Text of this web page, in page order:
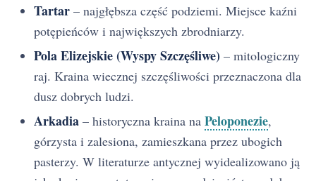
Tartar – najgłębsza część podziemi. Miejsce kaźni
potępieńców i największych zbrodniarzy.
Pola Elizejskie (Wyspy Szczęśliwe) – mitologiczny
raj. Kraina wiecznej szczęśliwości przeznaczona dla
dusz dobrych ludzi.
Arkadia – historyczna kraina na Peloponezie,
górzysta i zalesiona, zamieszkana przez ubogich
pasterzy. W literaturze antycznej wyidealizowano ją
1 Mit o wojnie trojańskiej - streszczenie krótkie i szczegółowe